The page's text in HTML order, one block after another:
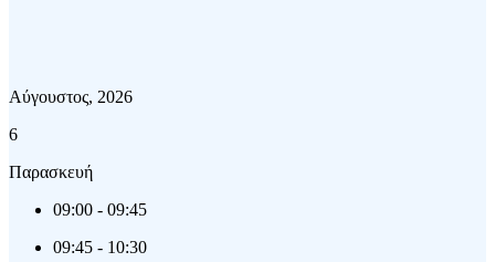
Αύγουστος, 2026
6
Παρασκευή
09:00 - 09:45
09:45 - 10:30